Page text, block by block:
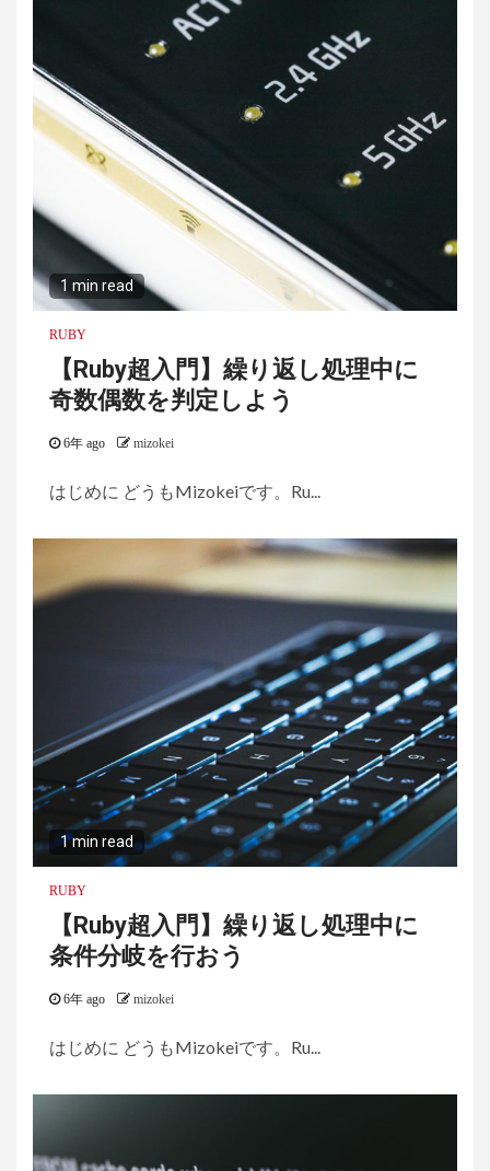
1 min read
RUBY
【Ruby超入門】繰り返し処理中に
奇数偶数を判定しよう
6年 ago mizokei
はじめに どうもMizokeiです。Ru...
1 min read
RUBY
【Ruby超入門】繰り返し処理中に
条件分岐を行おう
6年 ago mizokei
はじめに どうもMizokeiです。Ru...